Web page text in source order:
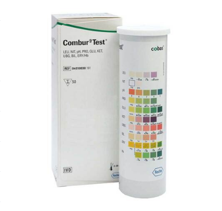
Aktuelle Coupons
Bio & Genuss
Mutter & Kind